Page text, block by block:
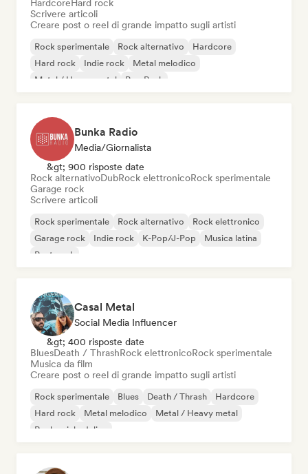
HardcoreHard rock
Scrivere articoli
Creare post o reel di grande impatto sugli artisti
Rock sperimentale Rock alternativo
Hardcore
Hard rock
Indie rock
Metal melodico
Metal / Heavy metal
Pop Punk
Bunka Radio
Media/Giornalista
&gt; 900 risposte date
Rock alternativoDubRock elettronicoRock sperimentale
Garage rock
Scrivere articoli
Rock sperimentale Rock alternativo
Rock elettronico
Garage rock
Indie rock K-Pop/J-Pop
Musica latina
Post punk
Casal Metal
Social Media Influencer
&gt; 400 risposte date
BluesDeath / ThrashRock elettronicoRock sperimentale
Musica da film
Creare post o reel di grande impatto sugli artisti
Rock sperimentale Blues Death / Thrash
Hardcore
Hard rock
Metal melodico
Metal / Heavy metal
Rock psichedelico